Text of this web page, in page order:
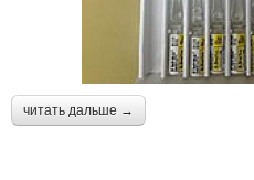
читать дальше →